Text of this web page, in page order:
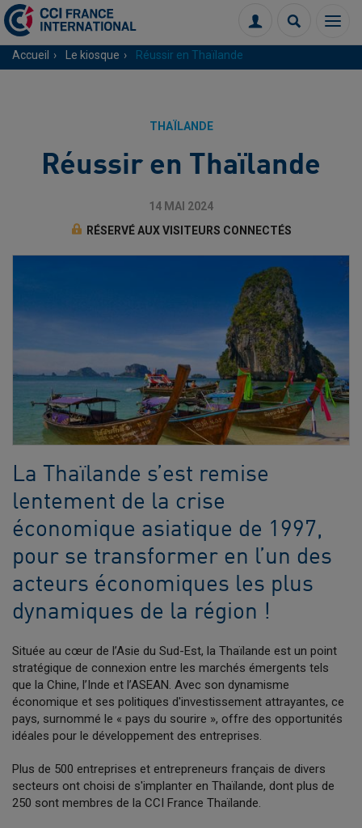
Menu
Connexion
Accueil Le kiosque Réussir en Thaïlande
THAÏLANDE
Réussir en Thaïlande
14 MAI 2024
RÉSERVÉ AUX VISITEURS CONNECTÉS
La Thaïlande s’est remise
lentement de la crise
économique asiatique de 1997,
pour se transformer en l’un des
acteurs économiques les plus
dynamiques de la région !
Située au cœur de l’Asie du Sud-Est, la Thaïlande est un point
stratégique de connexion entre les marchés émergents tels
que la Chine, l’Inde et l’ASEAN. Avec son dynamisme
économique et ses politiques d'investissement attrayantes, ce
pays, surnommé le « pays du sourire », offre des opportunités
idéales pour le développement des entreprises.
Plus de 500 entreprises et entrepreneurs français de divers
secteurs ont choisi de s'implanter en Thaïlande, dont plus de
250 sont membres de la CCI France Thaïlande.